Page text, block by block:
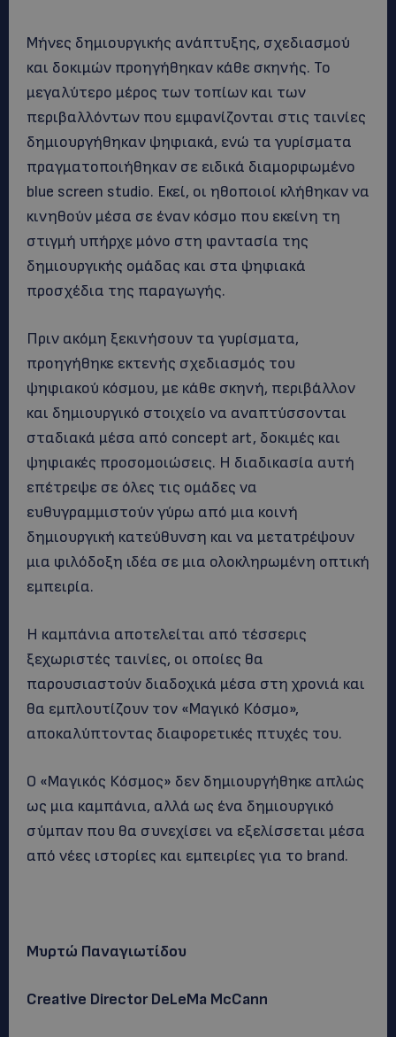
Μήνες δημιουργικής ανάπτυξης, σχεδιασμού
και δοκιμών προηγήθηκαν κάθε σκηνής. Το
μεγαλύτερο μέρος των τοπίων και των
περιβαλλόντων που εμφανίζονται στις ταινίες
δημιουργήθηκαν ψηφιακά, ενώ τα γυρίσματα
πραγματοποιήθηκαν σε ειδικά διαμορφωμένο
blue screen studio. Εκεί, οι ηθοποιοί κλήθηκαν να
κινηθούν μέσα σε έναν κόσμο που εκείνη τη
στιγμή υπήρχε μόνο στη φαντασία της
δημιουργικής ομάδας και στα ψηφιακά
προσχέδια της παραγωγής.
Πριν ακόμη ξεκινήσουν τα γυρίσματα,
προηγήθηκε εκτενής σχεδιασμός του
ψηφιακού κόσμου, με κάθε σκηνή, περιβάλλον
και δημιουργικό στοιχείο να αναπτύσσονται
σταδιακά μέσα από concept art, δοκιμές και
ψηφιακές προσομοιώσεις. Η διαδικασία αυτή
επέτρεψε σε όλες τις ομάδες να
ευθυγραμμιστούν γύρω από μια κοινή
δημιουργική κατεύθυνση και να μετατρέψουν
μια φιλόδοξη ιδέα σε μια ολοκληρωμένη οπτική
εμπειρία.
Η καμπάνια αποτελείται από τέσσερις
ξεχωριστές ταινίες, οι οποίες θα
παρουσιαστούν διαδοχικά μέσα στη χρονιά και
θα εμπλουτίζουν τον «Μαγικό Κόσμο»,
αποκαλύπτοντας διαφορετικές πτυχές του.
Ο «Μαγικός Κόσμος» δεν δημιουργήθηκε απλώς
ως μια καμπάνια, αλλά ως ένα δημιουργικό
σύμπαν που θα συνεχίσει να εξελίσσεται μέσα
από νέες ιστορίες και εμπειρίες για το brand.
Μυρτώ Παναγιωτίδου
Creative Director DeLeMa McCann